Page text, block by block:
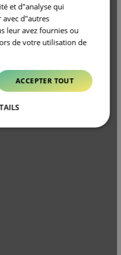
et d"analyse qui
d"autres
leur avez fournies ou
de votre utilisation de
ACCEPTER TOUT